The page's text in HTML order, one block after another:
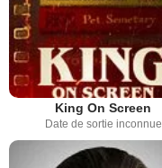
King On Screen
Date de sortie inconnue